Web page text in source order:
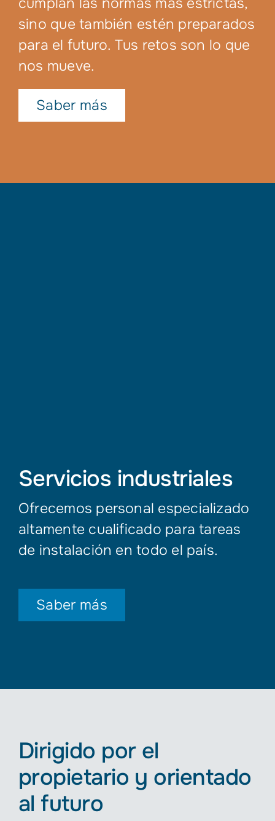
sino que también estén preparados
para el futuro. Tus retos son lo que
nos mueve.
Saber más
Servicios industriales
Ofrecemos personal especializado
altamente cualificado para tareas
de instalación en todo el país.
Saber más
Dirigido por el
propietario y orientado
al futuro